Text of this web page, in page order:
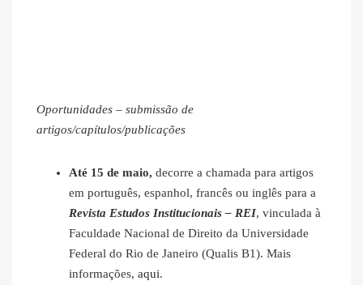
Oportunidades – submissão de
artigos/capítulos/publicações
Até 15 de maio, decorre a chamada para artigos
em português, espanhol, francês ou inglês para a
Revista Estudos Institucionais – REI, vinculada à
Faculdade Nacional de Direito da Universidade
Federal do Rio de Janeiro (Qualis B1). Mais
informações, aqui.